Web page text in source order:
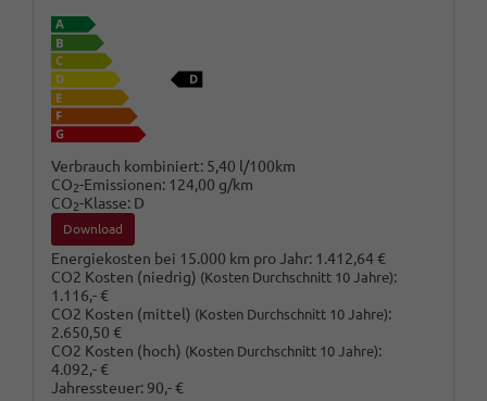
Verbrauch kombiniert: 5,40 l/100km
CO2-Emissionen: 124,00 g/km
CO2-Klasse: D
Download
Energiekosten bei 15.000 km pro Jahr: 1.412,64 €
CO2 Kosten (niedrig) (Kosten Durchschnitt 10 Jahre):
1.116,- €
CO2 Kosten (mittel) (Kosten Durchschnitt 10 Jahre):
2.650,50 €
CO2 Kosten (hoch) (Kosten Durchschnitt 10 Jahre):
4.092,- €
Jahressteuer: 90,- €